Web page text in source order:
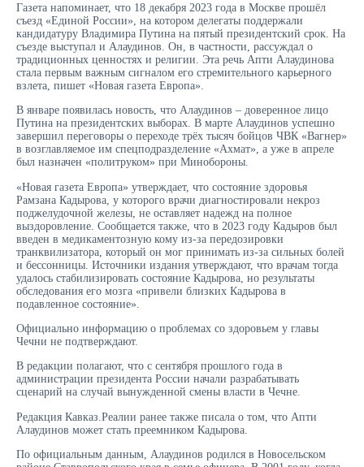
Газета напоминает, что 18 декабря 2023 года в Москве прошёл
съезд «Единой России», на котором делегаты поддержали
кандидатуру Владимира Путина на пятый президентский срок. На
съезде выступал и Алаудинов. Он, в частности, рассуждал о
традиционных ценностях и религии. Эта речь Апти Алаудинова
стала первым важным сигналом его стремительного карьерного
взлета, пишет «Новая газета Европа».
В январе появилась новость, что Алаудинов – доверенное лицо
Путина на президентских выборах. В марте Алаудинов успешно
завершил переговоры о переходе трёх тысяч бойцов ЧВК «Вагнер»
в возглавляемое им спецподразделение «Ахмат», а уже в апреле
был назначен «политруком» при Минобороны.
«Новая газета Европа» утверждает, что состояние здоровья
Рамзана Кадырова, у которого врачи диагностировали некроз
поджелудочной железы, не оставляет надежд на полное
выздоровление. Сообщается также, что в 2023 году Кадыров был
введен в медикаментозную кому из-за передозировки
транквилизатора, который он мог принимать из-за сильных болей
и бессонницы. Источники издания утверждают, что врачам тогда
удалось стабилизировать состояние Кадырова, но результаты
обследования его мозга «привели близких Кадырова в
подавленное состояние».
Официально информацию о проблемах со здоровьем у главы
Чечни не подтверждают.
В редакции полагают, что с сентября прошлого года в
администрации президента России начали разрабатывать
сценарий на случай вынужденной смены власти в Чечне.
Редакция Кавказ.Реалии ранее также писала о том, что Апти
Алаудинов может стать преемником Кадырова.
По официальным данным, Алаудинов родился в Новосельском